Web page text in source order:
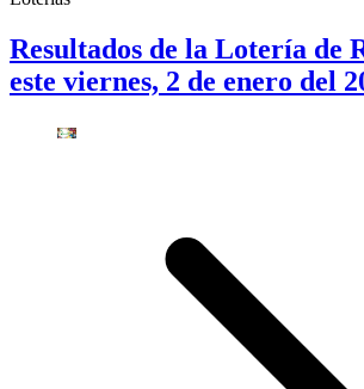
Resultados de la Lotería de
este viernes, 2 de enero del